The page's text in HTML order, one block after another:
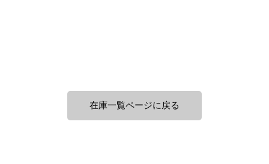
在庫一覧ページに戻る